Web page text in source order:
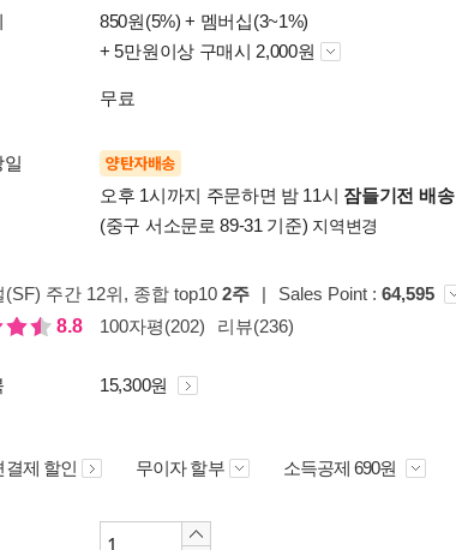
850원(5%) + 멤버십(3~1%)
+ 5만원이상 구매시 2,000원
무료
일 양탄자배송
오후 1시까지 주문하면 밤 11시 잠들기전 배송
(중구 서소문로 89-31 기준) 지역변경
주간 12위, 종합 top10 2주 | Sales Point : 64,595
8.8
100자평(202) 리뷰(236)
15,300원
결제 할인 무이자 할부 소득공제 690원